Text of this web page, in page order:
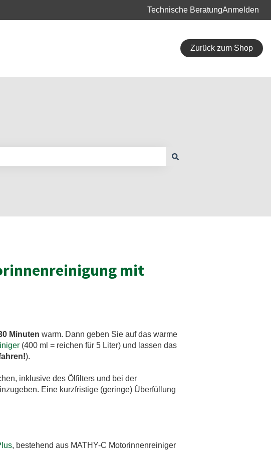
Technische BeratungAnmelden
Zurück zum Shop
mit
Minuten warm. Dann geben Sie auf das warme
(400 ml = reichen für 5 Liter) und lassen das
).
inklusive des Ölfilters und bei der
Eine kurzfristige (geringe) Überfüllung
, bestehend aus MATHY-C Motorinnenreiniger